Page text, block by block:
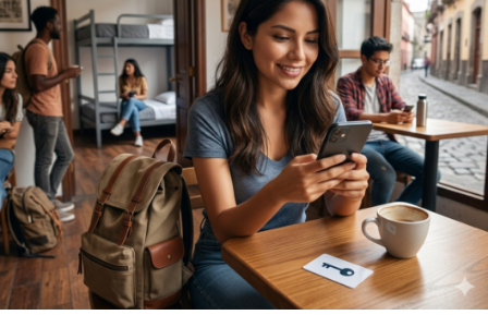
overbooking
copn
Arpón
Cloud.